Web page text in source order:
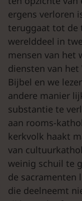
ergens verloren
teruggaat tot de
werelddeel in
mensen van het
diensten van het
Bijbel en we
andere manier
substantie te
aan rooms-
kerkvolk haakt
van
weinig schuil te
de sacramenten
die deelneemt